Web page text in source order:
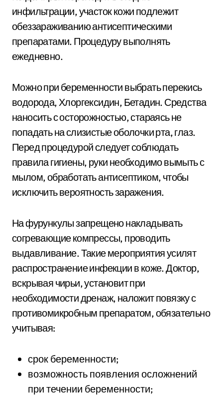
инфильтрации, участок кожи подлежит
обеззараживанию антисептическими
препаратами. Процедуру выполнять
ежедневно.
Можно при беременности выбрать перекись
водорода, Хлоргексидин, Бетадин. Средства
наносить с осторожностью, стараясь не
попадать на слизистые оболочки рта, глаз.
Перед процедурой следует соблюдать
правила гигиены, руки необходимо вымыть с
мылом, обработать антисептиком, чтобы
исключить вероятность заражения.
На фурункулы запрещено накладывать
согревающие компрессы, проводить
выдавливание. Такие мероприятия усилят
распространение инфекции в коже. Доктор,
вскрывая чирьи, установит при
необходимости дренаж, наложит повязку с
противомикробным препаратом, обязательно
учитывая:
срок беременности;
возможность появления осложнений
при течении беременности;